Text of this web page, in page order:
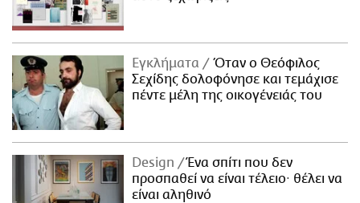
Εγκλήματα
Όταν ο Θεόφιλος
Σεχίδης δολοφόνησε και τεμάχισε
πέντε μέλη της οικογένειάς του
Design
Ένα σπίτι που δεν
προσπαθεί να είναι τέλειο· θέλει να
είναι αληθινό